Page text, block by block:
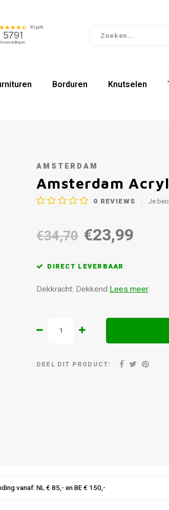
Borduren Knutselen
AMSTERDAM
Amsterdam
0 REVIEWS Je
€34,70 €23,99
DIRECT LEVERBAAR
Dekkracht: Dekkend Lees meer
DEEL DIT PRODUCT:
vanaf: NL € 85,- en BE € 150,-